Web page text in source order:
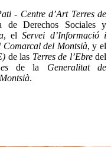
- Centre d’Art Terres de
de Derechos Sociales y
, elServei d’Informació i
Comarcal del Montsià, y el
de las Terres de l’Ebredel
de la Generalitat de
.